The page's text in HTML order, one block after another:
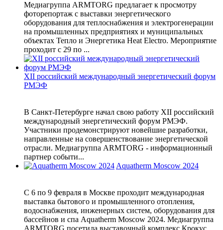
Медиагруппа ARMTORG предлагает к просмотру
фоторепортаж с выставки энергетического
оборудования для теплоснабжения и электрогенерации
на промышленных предприятиях и муниципальных
объектах Тепло и Энергетика Heat Electro. Мероприятие
проходит с 29 по ...
XII российский международный энергетический форум
РМЭФ
В Санкт-Петербурге начал свою работу XII российский
международный энергетический форум РМЭФ.
Участники продемонстрируют новейшие разработки,
направленные на совершенствование энергетической
отрасли. Медиагруппа ARMTORG - информационный
партнер событи...
Aquatherm Moscow 2024
С 6 по 9 февраля в Москве проходит международная
выставка бытового и промышленного отопления,
водоснабжения, инженерных систем, оборудования для
бассейнов и спа Aquatherm Moscow 2024. Медиагруппа
ARMTORG посетила выставочный комплекс Крокус